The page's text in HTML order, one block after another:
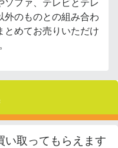
ソファ、テレビとテレ
外のものとの組み合わ
とめてお売りいただけ
い取ってもらえます